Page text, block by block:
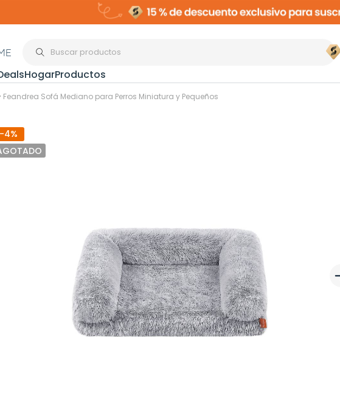
HogarProductos
Organización del hogar>
Maquillaje y
Joyería
Perchas
Feandrea Sofá Mediano para Perros Miniatura y Pequeños
-4%